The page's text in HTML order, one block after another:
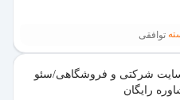
توافقی
شرکتی و فروشگاهی/سئو
رایگان